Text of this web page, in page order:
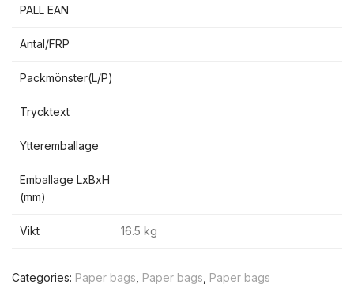
PALL EAN
Antal/FRP
Packmönster(L/P)
Trycktext
Ytteremballage
Emballage LxBxH
(mm)
Vikt 16.5 kg
Categories: Paper bags Paper bags Paper bags